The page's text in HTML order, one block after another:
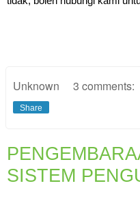
Unknown 3 comments:
Share
SISTEM